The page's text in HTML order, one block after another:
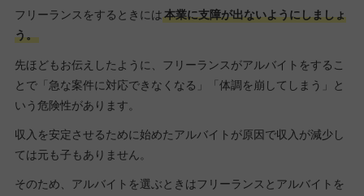
フリーランスをするときには本業に支障が出ないようにしましょ
う。
先ほどもお伝えしたように、フリーランスがアルバイトをするこ
とで「急な案件に対応できなくなる」「体調を崩してしまう」と
いう危険性があります。
収入を安定させるために始めたアルバイトが原因で収入が減少し
ては元も子もありません。
そのため、アルバイトを選ぶときはフリーランスとアルバイトを